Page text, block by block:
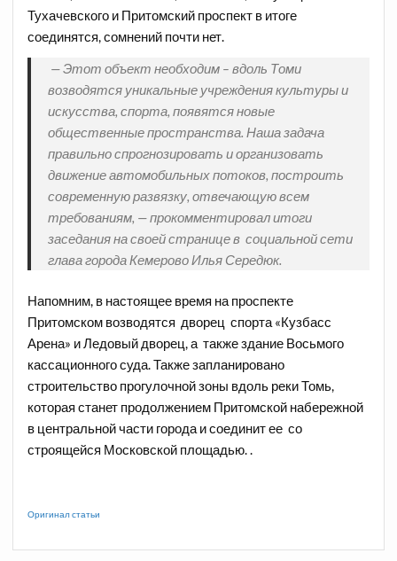
Тухачевского и Притомский проспект в итоге
соединятся, сомнений почти нет.
— Этот объект необходим – вдоль Томи
возводятся уникальные учреждения культуры и
искусства, спорта, появятся новые
общественные пространства. Наша задача
правильно спрогнозировать и организовать
движение автомобильных потоков, построить
современную развязку, отвечающую всем
требованиям, — прокомментировал итоги
заседания на своей странице в социальной сети
глава города Кемерово Илья Середюк.
Напомним, в настоящее время на проспекте
Притомском возводятся дворец спорта «Кузбасс
Арена» и Ледовый дворец, а также здание Восьмого
кассационного суда. Также запланировано
строительство прогулочной зоны вдоль реки Томь,
которая станет продолжением Притомской набережной
в центральной части города и соединит ее со
строящейся Московской площадью. .
Оригинал статьи